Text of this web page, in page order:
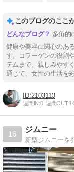
このブログのここ
多角的
健康や美容に関心のあ
す。コラーゲンの役割
テムまで、親しみやす
通じて、女性の生活を
2103113
週間IN:0 週間OUT:
16
ジムニー
新型ジムニーを